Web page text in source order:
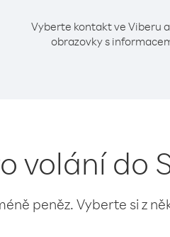
Vyberte kontakt ve Viberu
obrazovky s
volání do
peněz. Vyberte si z